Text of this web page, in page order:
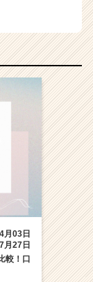
月03日
月27日
較！口